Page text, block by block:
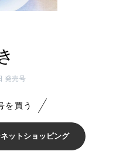
月のあなた
る
発売号
を買う
ットショッピング